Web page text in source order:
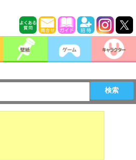
検索